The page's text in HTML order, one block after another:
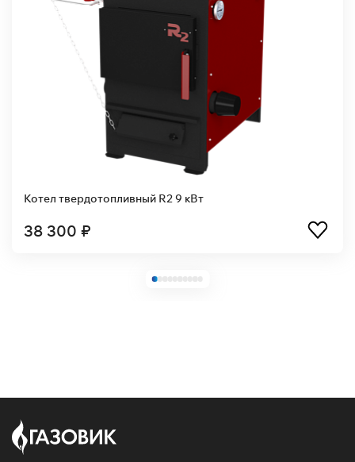
Котел твердотопливный R2 9 кВт
38 300 ₽